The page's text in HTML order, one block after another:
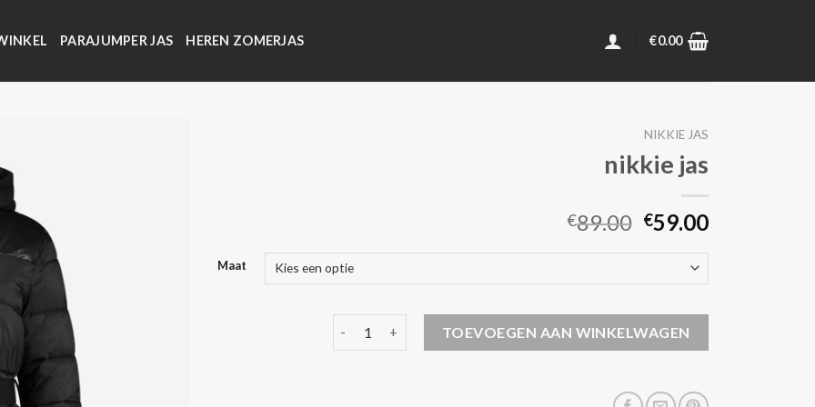
PARAJUMPER JAS HEREN ZOMERJAS €0.00
NIKKIE JAS
nikkie jas
€89.00 €59.00
Maat
TOEVOEGEN AAN WINKELWAGEN